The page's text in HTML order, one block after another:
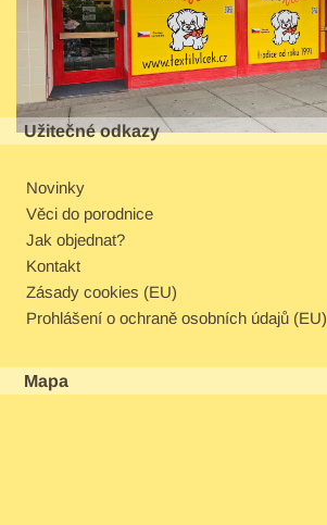
Užitečné odkazy
Novinky
Věci do porodnice
Jak objednat?
Kontakt
Zásady cookies (EU)
Prohlášení o ochraně osobních údajů (EU)
Mapa